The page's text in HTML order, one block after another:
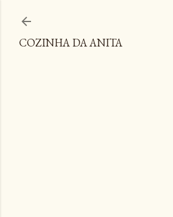
COZINHA DA ANITA